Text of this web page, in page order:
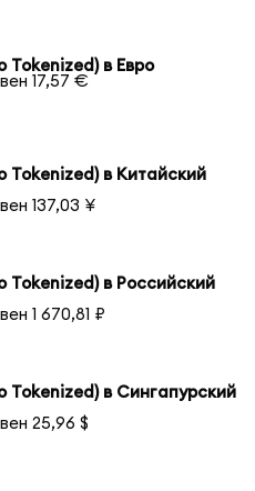
Tokenized) в Евро
17,57 €
Tokenized) в Китайский
137,03 ¥
Tokenized) в Российский
1 670,81 ₽
Tokenized) в Сингапурский
25,96 $